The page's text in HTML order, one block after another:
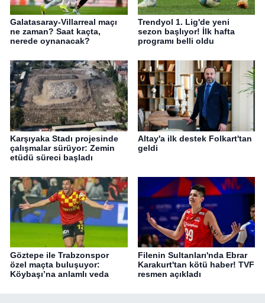
Galatasaray-Villarreal maçı
ne zaman? Saat kaçta,
nerede oynanacak?
Trendyol 1. Lig'de yeni
sezon başlıyor! İlk hafta
programı belli oldu
Karşıyaka Stadı projesinde
çalışmalar sürüyor: Zemin
etüdü süreci başladı
Altay'a ilk destek Folkart'tan
geldi
Göztepe ile Trabzonspor
özel maçta buluşuyor:
Köybaşı’na anlamlı veda
Filenin Sultanları'nda Ebrar
Karakurt'tan kötü haber! TVF
resmen açıkladı